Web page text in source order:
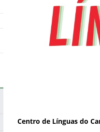
Centro de Línguas do